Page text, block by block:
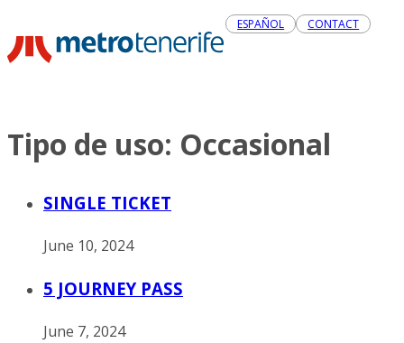
ESPAÑOL CONTACT
Tipo de uso: Occasional
SINGLE TICKET
June 10, 2024
5 JOURNEY PASS
June 7, 2024